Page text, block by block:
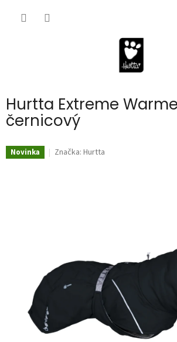
Hurtta Extreme
černicový
Novinka Značka: Hurtta